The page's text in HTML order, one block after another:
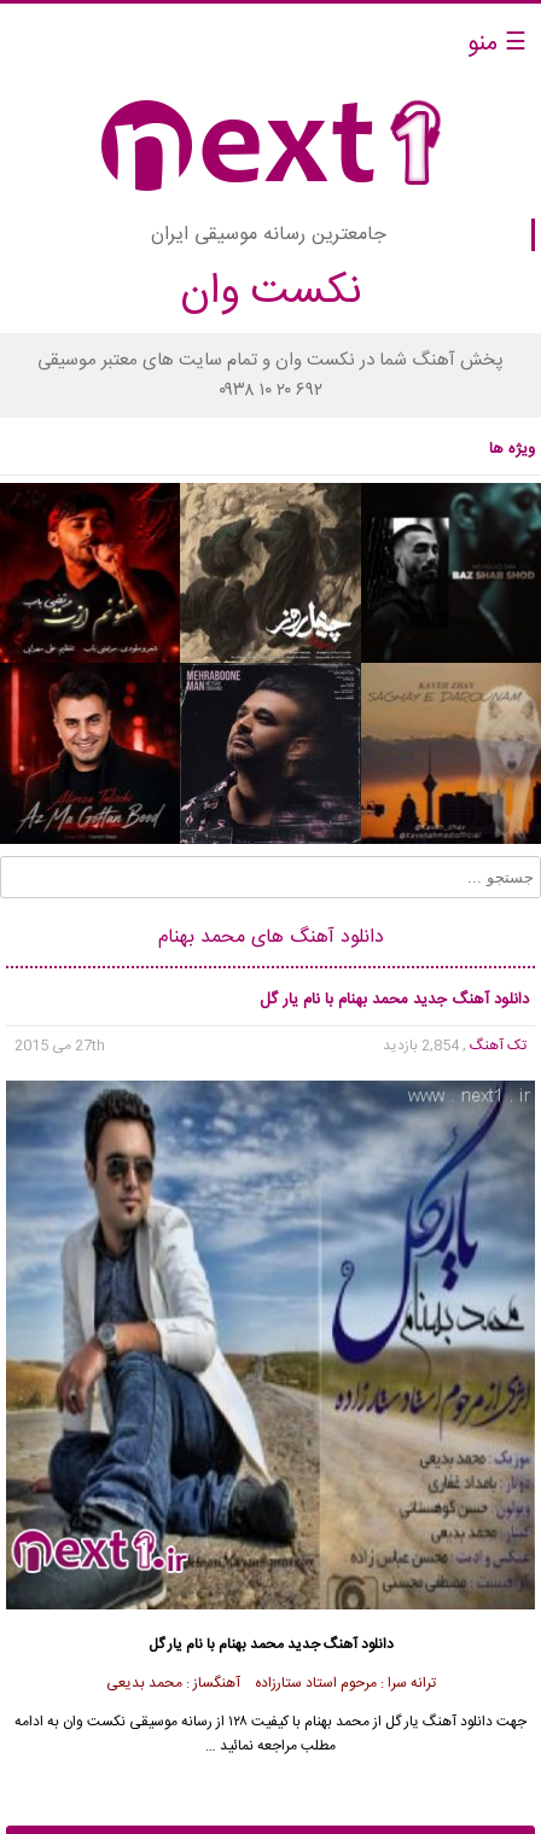
☰ منو
جامعترین رسانه موسیقی ایران
نکست وان
پخش آهنگ شما در نکست وان و تمام سایت های معتبر موسیقی
۰۹۳۸ ۱۰ ۲۰ ۶۹۲
ویژه ها
دانلود آهنگ های محمد بهنام
دانلود آهنگ جدید محمد بهنام با نام یار گل
تک آهنگ , 2,854 بازدید 27th می 2015
دانلود آهنگ جدیدمحمد بهنام با نام یار گل
ترانه سرا : مرحوم استاد ستارزاده آهنگساز : محمد بدیعی
جهت دانلود آهنگ یار گل ازمحمد بهنام
با کیفیت ۱۲۸ از رسانه موسیقی نکست وان به ادامه
مطلب مراجعه نمائید …